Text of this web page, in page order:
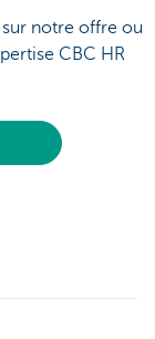
notre offre ou
CBC HR